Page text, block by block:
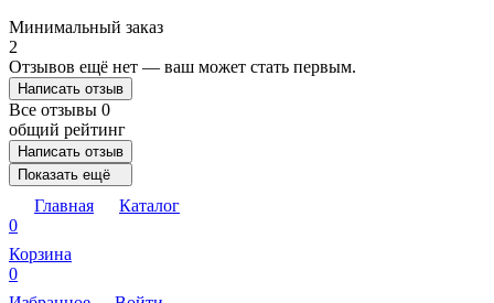
Минимальный заказ
2
Отзывов ещё нет — ваш может стать первым.
Написать отзыв
Все отзывы 0
общий рейтинг
Написать отзыв
Показать ещё
Главная
Каталог
0
Корзина
0